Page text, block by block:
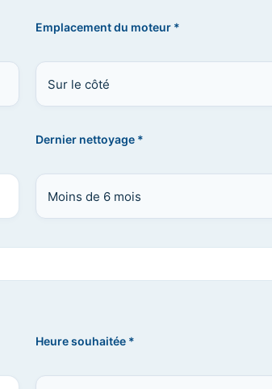
Emplacement du moteur *
Dernier nettoyage *
Heure souhaitée *